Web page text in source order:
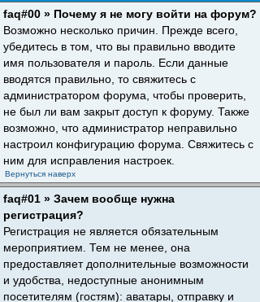
faq#00 » Почему я не могу войти на форум?
Возможно несколько причин. Прежде всего,
убедитесь в том, что вы правильно вводите
имя пользователя и пароль. Если данные
вводятся правильно, то свяжитесь с
администратором форума, чтобы проверить,
не был ли вам закрыт доступ к форуму. Также
возможно, что администратор неправильно
настроил конфигурацию форума. Свяжитесь с
ним для исправления настроек.
Вернуться наверх
faq#01 » Зачем вообще нужна
регистрация?
Регистрация не является обязательным
мероприятием. Тем не менее, она
предоставляет дополнительные возможности
и удобства, недоступные анонимным
посетителям (гостям): аватары, отправку и